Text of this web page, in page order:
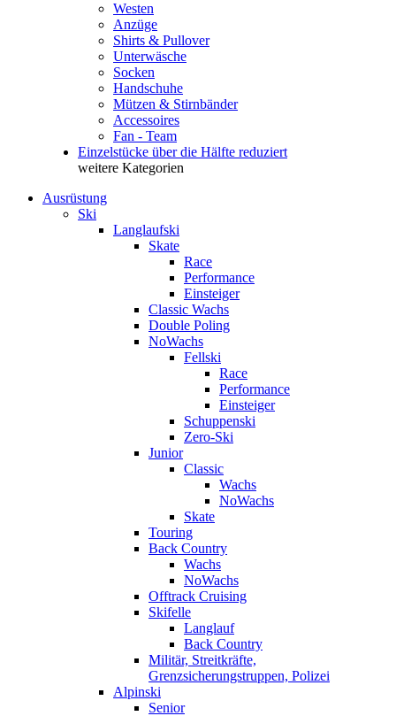
Westen
Anzüge
Shirts & Pullover
Unterwäsche
Socken
Handschuhe
Mützen & Stirnbänder
Accessoires
Fan - Team
Einzelstücke über die Hälfte reduziert
weitere Kategorien
Ausrüstung
Ski
Langlaufski
Skate
Race
Performance
Einsteiger
Classic Wachs
Double Poling
NoWachs
Fellski
Race
Performance
Einsteiger
Schuppenski
Zero-Ski
Junior
Classic
Wachs
NoWachs
Skate
Touring
Back Country
Wachs
NoWachs
Offtrack Cruising
Skifelle
Langlauf
Back Country
Militär, Streitkräfte,
Grenzsicherungstruppen, Polizei
Alpinski
Senior